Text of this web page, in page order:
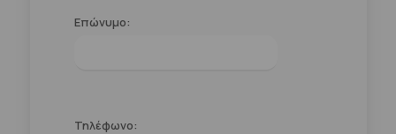
Επώνυμο:
Τηλέφωνο: